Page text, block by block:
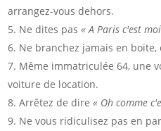
arrangez-vous dehors.
Ne dites pas« A Paris c'est
Ne branchez jamais en
Même immatriculée 64, une
voiture de location.
Arrêtez de dire« Oh comme
Ne vous ridiculisez pas en